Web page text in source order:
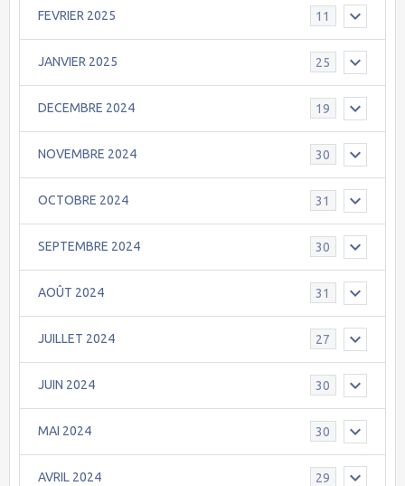
FEVRIER 2025 11
JANVIER 2025 25
DECEMBRE 2024 19
NOVEMBRE 2024 30
OCTOBRE 2024 31
SEPTEMBRE 2024 30
AOÛT 2024 31
JUILLET 2024 27
JUIN 2024 30
MAI 2024 30
AVRIL 2024 29